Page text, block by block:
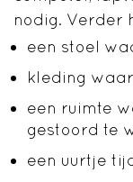
nodig. Verder
een stoel
kleding
een ruimte
gestoord te
een uurtje